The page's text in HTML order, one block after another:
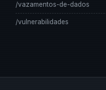
/vazamentos-de-dados
/vulnerabilidades